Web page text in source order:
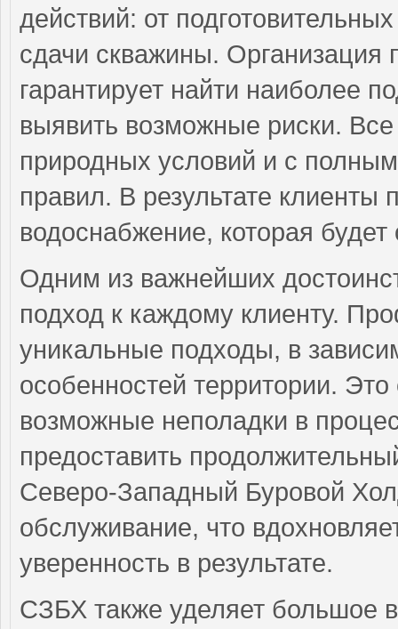
действий: от
сдачи скважины. Организация
гарантирует найти наиболее
выявить возможные риски.
природных условий и с
правил. В результате клиенты
водоснабжение, которая
Одним из важнейших
подход к каждому клиенту.
уникальные подходы, в
особенностей территории.
возможные неполадки в
предоставить
Северо-Западный Буровой
обслуживание, что
уверенность в результате.
СЗБХ также уделяет большое